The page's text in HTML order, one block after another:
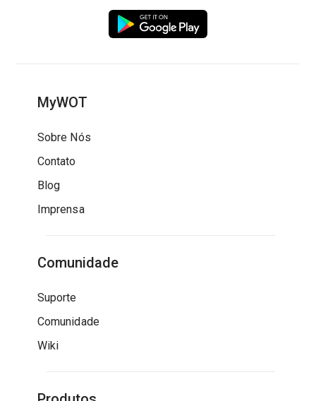
MyWOT
Sobre Nós
Contato
Blog
Imprensa
Comunidade
Suporte
Comunidade
Wiki